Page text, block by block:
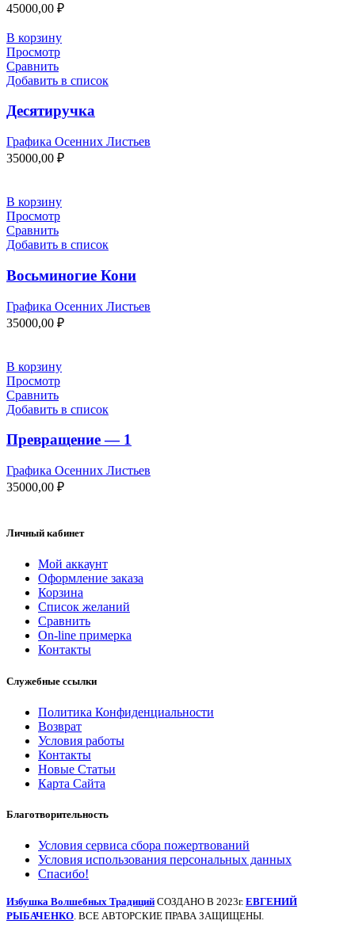
45000,00 ₽
В корзину
Просмотр
Сравнить
Добавить в список
Десятиручка
Графика Осенних Листьев
35000,00 ₽
В корзину
Просмотр
Сравнить
Добавить в список
Восьминогие Кони
Графика Осенних Листьев
35000,00 ₽
В корзину
Просмотр
Сравнить
Добавить в список
Превращение — 1
Графика Осенних Листьев
35000,00 ₽
Личный кабинет
Мой аккаунт
Оформление заказа
Корзина
Список желаний
Сравнить
On-line примерка
Контакты
Служебные ссылки
Политика Конфиденциальности
Возврат
Условия работы
Контакты
Новые Статьи
Карта Сайта
Благотворительность
Условия сервиса сбора пожертвований
Условия использования персональных данных
Спасибо!
Избушка Волшебных Традиций СОЗДАНО В 2023г. ЕВГЕНИЙ
РЫБАЧЕНКО. ВСЕ АВТОРСКИЕ ПРАВА ЗАЩИЩЕНЫ.